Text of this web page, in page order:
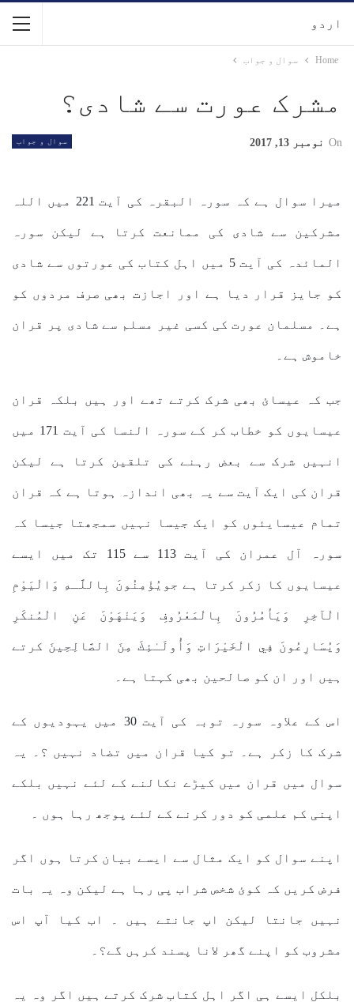
اردو
Home سوال و جواب
مشرک عورت سے شادی؟
سوال و جواب On نومبر 13, 2017
میرا سوال ہے کہ سورہ البقرہ کی آیت 221 میں اللہ
مشرکین سے شادی کی ممانعت کرتا ہے لیکن سورہ
المائدہ کی آیت 5 میں اہل کتاب کی عورتوں سے شادی
کو جایز قرار دیا ہے اور اجازت بھی صرف مردوں کو
ہے۔ مسلمان عورت کی کسی غیر مسلم سے شادی پر قران
خاموش ہے۔
جب کہ عیسائ بھی شرک کرتے تھے اور ہیں بلکہ قران
عیسایوں کو خطاب کر کے سورہ النسا کی آیت 171 میں
انہیں شرک سے بعض رہنے کی تلقین کرتا ہے لیکن
قران کی ایک آیت سے یہ بھی اندازہ ہوتا ہے کہ قران
تمام عیسایئوں کو ایک جیسا نہیں سمجھتا جیسا کہ
سورہ آل عمران کی آیت 113 سے 115 تک میں ایسے
عیسایوں کا زکر کرتا ہے جويُؤْمِنُونَ بِاللَّـهِ وَالْيَوْمِ
الْآخِرِ وَيَأْمُرُونَ بِالْمَعْرُوفِ وَيَنْهَوْنَ عَنِ الْمُنكَرِ
وَيُسَارِعُونَ فِي الْخَيْرَاتِ وَأُولَـٰئِكَ مِنَ الصَّالِحِينَ کرتے
ہیں اور ان کو صالحین بھی کہتا ہے۔
اس کے علاوہ سورہ توبہ کی آیت 30 میں یہودیوں کے
شرک کا زکر ہے۔ تو کیا قران میں تضاد نہیں ؟۔ یہ
سوال میں قران میں کیڑے نکالنے کے لئے نہیں بلکے
اپنی کم علمی کو دور کرنے کے لئے پوجھ رہا ہوں ۔
اپنے سوال کو ایک مثال سے ایسے بیان کرتا ہوں اگر
فرض کریں کہ کوئ شخص شراب پی رہا ہے لیکن وہ یہ بات
نہیں جانتا لیکن اپ جانتے ہیں ۔ اب کیا آپ اس
مشروب کو اپنے گھر لانا پسند کرہں گے؟۔
بلکل ایسے ہی اگر اہل کتاب شرک کرتے ہیں اگر وہ یہ